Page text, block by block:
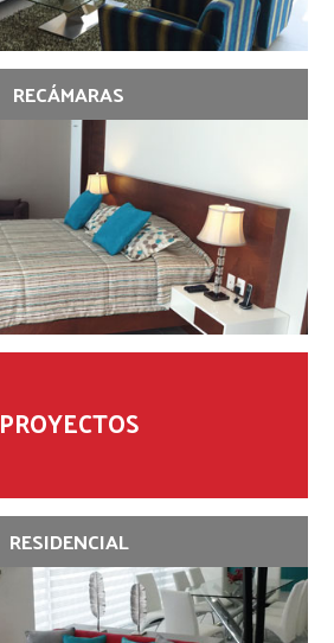
RECÁMARAS
PROYECTOS
RESIDENCIAL